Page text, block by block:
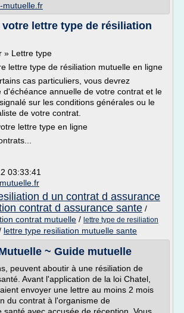
mutuelle.fr
votre lettre type de résiliation
» Lettre type
lettre type de résiliation mutuelle en ligne
cas particuliers, vous devrez
d'échéance annuelle de votre contrat et le
sur les conditions générales ou le
de votre contrat.
lettre type en ligne
03:33:41
d un contrat d assurance
contrat d assurance sante /
contrat mutuelle / lettre type de resiliation
lettre type resiliation mutuelle sante
~ Guide mutuelle
peuvent aboutir à une résiliation de
Avant l'application de la loi Chatel,
envoyer une lettre au moins 2 mois
du contrat à l'organisme de